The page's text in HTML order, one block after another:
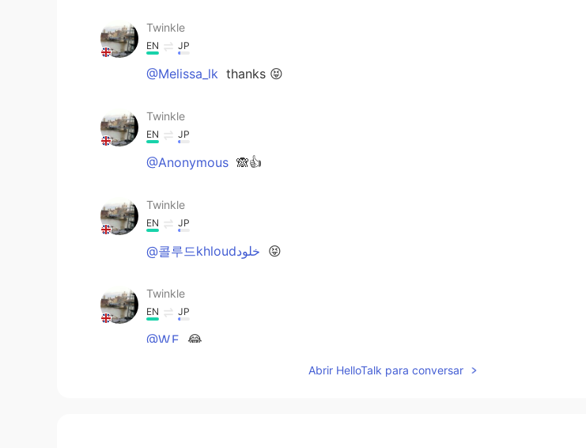
Twinkle
EN JP
@Melissa_lk thanks 😝
Twinkle
EN JP
@Anonymous 🙈👍
Twinkle
EN JP
😝
Twinkle
EN JP
@W.E 😂
Abrir HelloTalk para conversar